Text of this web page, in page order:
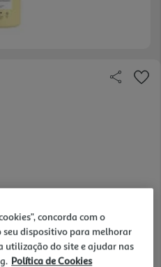
concorda com o
seu dispositivo para melhorar
utilização do site e ajudar nas
Política de Cookies